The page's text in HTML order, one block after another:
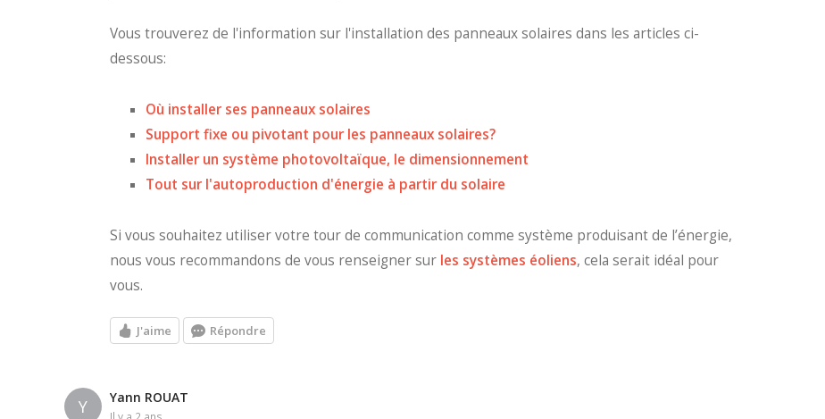
Vous trouverez de l'information sur l'installation des panneaux solaires dans les articles ci-
dessous:
Où installer ses panneaux solaires
Support fixe ou pivotant pour les panneaux solaires?
Installer un système photovoltaïque, le dimensionnement
Tout sur l'autoproduction d'énergie à partir du solaire
Si vous souhaitez utiliser votre tour de communication comme système produisant de l’énergie,
nous vous recommandons de vous renseigner sur les systèmes éoliens, cela serait idéal pour
vous.
J'aime Répondre
Y Yann ROUAT